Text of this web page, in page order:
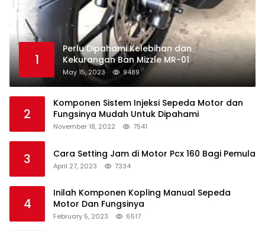
1
Perlu Dipahami Kelebihan dan
Kekurangan Ban Mizzle MR-01
May 15, 2023 9489
2
Komponen Sistem Injeksi Sepeda Motor dan
Fungsinya Mudah Untuk Dipahami
November 18, 2022 7541
3 Cara Setting Jam di Motor Pcx 160 Bagi Pemula
April 27, 2023 7334
4
Inilah Komponen Kopling Manual Sepeda
Motor Dan Fungsinya
February 5, 2023 6517